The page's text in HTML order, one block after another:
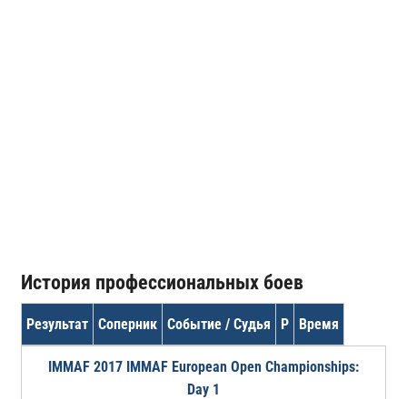
История профессиональных боев
Результат Соперник Событие / Судья Р Время
IMMAF 2017 IMMAF European Open Championships:
Day 1